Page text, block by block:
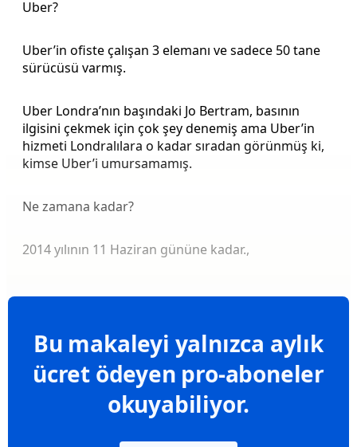
Uber?
Uber’in ofiste çalışan 3 elemanı ve sadece 50 tane
sürücüsü varmış.
Uber Londra’nın başındaki Jo Bertram, basının
ilgisini çekmek için çok şey denemiş ama Uber’in
hizmeti Londralılara o kadar sıradan görünmüş ki,
kimse Uber’i umursamamış.
Ne zamana kadar?
2014 yılının 11 Haziran gününe kadar.,
Bu makaleyi yalnızca aylık
ücret ödeyen pro-aboneler
okuyabiliyor.